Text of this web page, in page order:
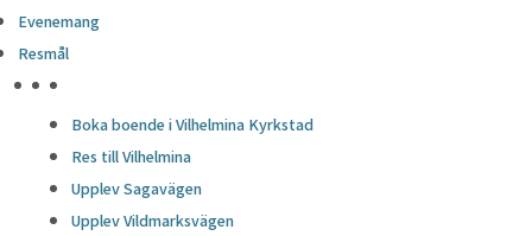
Evenemang
Resmål
Boka boende i Vilhelmina Kyrkstad
Res till Vilhelmina
Upplev Sagavägen
Upplev Vildmarksvägen